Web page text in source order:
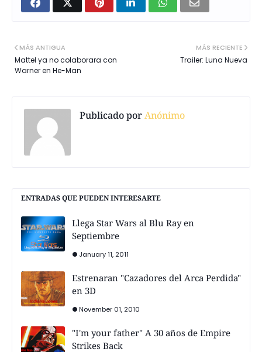
MÁS RECIENTE
Trailer: Luna Nueva
MÁS ANTIGUA
Mattel ya no colaborara con
Warner en He-Man
Publicado porAnónimo
ENTRADAS QUE PUEDEN INTERESARTE
Llega Star Wars al Blu Ray en
Septiembre
January 11, 2011
Estrenaran "Cazadores del Arca Perdida"
en 3D
November 01, 2010
"I'm your father" A 30 años de Empire
Strikes Back